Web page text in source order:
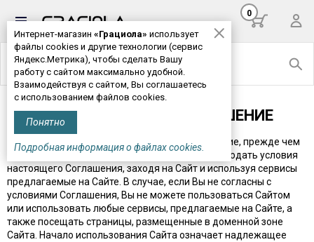
Интернет-магазин «Грациола» использует
файлы cookies и другие технологии (сервис
Яндекс.Метрика), чтобы сделать Вашу
работу с сайтом максимально удобной.
Взаимодействуя с сайтом, Вы соглашаетесь
с использованием файлов cookies.
Понятно
Подробная информация о файлах cookies.
0
ПОЛЬЗОВАТЕЛЬСКОЕ СОГЛАШЕНИЕ
Внимательно прочитайте настоящее Соглашение, прежде чем
начать пользоваться Сайтом. Вы обязаны соблюдать условия
настоящего Соглашения, заходя на Сайт и используя сервисы
предлагаемые на Сайте. В случае, если Вы не согласны с
условиями Соглашения, Вы не можете пользоваться Сайтом
или использовать любые сервисы, предлагаемые на Сайте, а
также посещать страницы, размещенные в доменной зоне
Сайта. Начало использования Сайта означает надлежащее